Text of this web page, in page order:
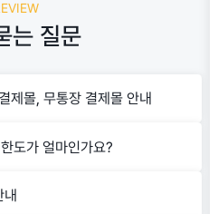
는 질문
제몰, 무통장 결제몰 안내
도가 얼마인가요?
내